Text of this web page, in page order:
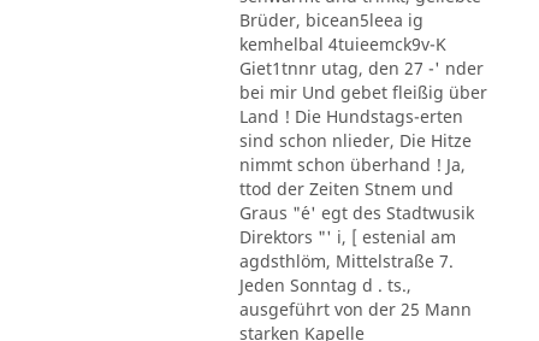
Brüder, bicean5leea ig
kemhelbal 4tuieemck9v-K
Giet1tnnr utag, den 27 -' nder
bei mir Und gebet fleißig über
Land ! Die Hundstags-erten
sind schon nlieder, Die Hitze
nimmt schon überhand ! Ja,
ttod der Zeiten Stnem und
Graus "´e' egt des Stadtwusik
Direktors "' i, [ estenial am
agdsthlöm, Mittelstraße 7.
Jeden Sonntag d . ts.,
ausgeführt von der 25 Mann
starken Kapelle